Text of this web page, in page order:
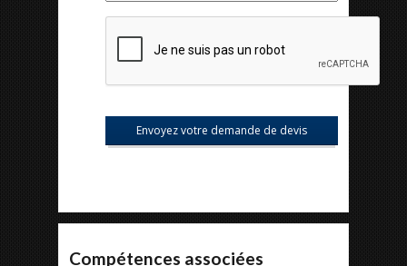
Compétences associées